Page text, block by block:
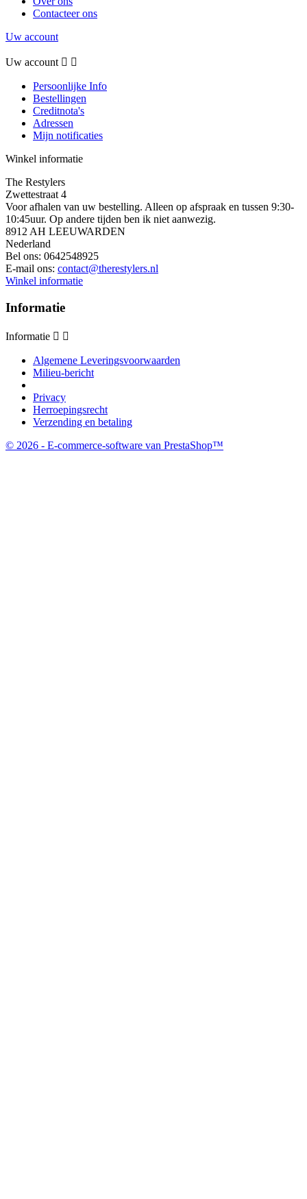
Contacteer ons
Uw account
Uw account  
Persoonlijke Info
Bestellingen
Creditnota's
Adressen
Mijn notificaties
Winkel informatie
The Restylers
Zwettestraat 4
Voor afhalen van uw bestelling. Alleen op afspraak en tussen 9:30-
10:45uur. Op andere tijden ben ik niet aanwezig.
8912 AH LEEUWARDEN
Nederland
Bel ons: 0642548925
E-mail ons: contact@therestylers.nl
Winkel informatie
Informatie
Informatie  
Algemene Leveringsvoorwaarden
Milieu-bericht
Privacy
Herroepingsrecht
Verzending en betaling
© 2026 - E-commerce-software van PrestaShop™